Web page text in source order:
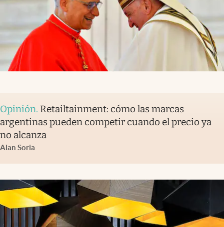
Opinión. Retailtainment: cómo las marcas
argentinas pueden competir cuando el precio ya
no alcanza
Alan Soria